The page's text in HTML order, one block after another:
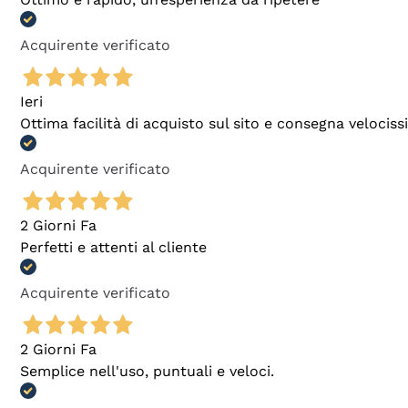
Acquirente verificato
Ieri
Ottima facilità di acquisto sul sito e consegna
Acquirente verificato
2 Giorni Fa
Perfetti e attenti al cliente
Acquirente verificato
2 Giorni Fa
Semplice nell'uso, puntuali e veloci.